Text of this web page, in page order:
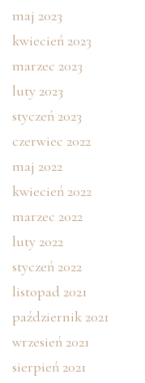
maj 2023
kwiecień 2023
marzec 2023
luty 2023
styczeń 2023
czerwiec 2022
maj 2022
kwiecień 2022
marzec 2022
luty 2022
styczeń 2022
listopad 2021
październik 2021
wrzesień 2021
sierpień 2021